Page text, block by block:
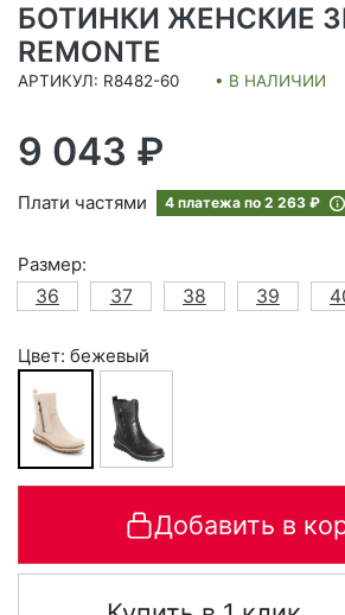
БОТИНКИ ЖЕНСКИЕ
REMONTE
АРТИКУЛ: R8482-60 • В НАЛИЧИИ
9 043 ₽
Плати частями 4 платежа по 2 263 ₽
Размер:
36
37 38 39
Цвет: бежевый
Добавить в